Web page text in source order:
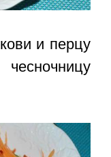
и перцу